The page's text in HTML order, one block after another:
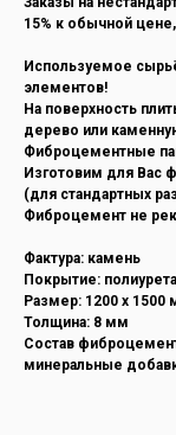
15% к обычной
Используемое
элементов!
На поверхность
дерево или
Фиброцементные
Изготовим для Вас
(для стандартных
Фиброцемент не
Фактура: камень
Покрытие:
Размер: 1200 х
Толщина: 8 мм
Состав
минеральные